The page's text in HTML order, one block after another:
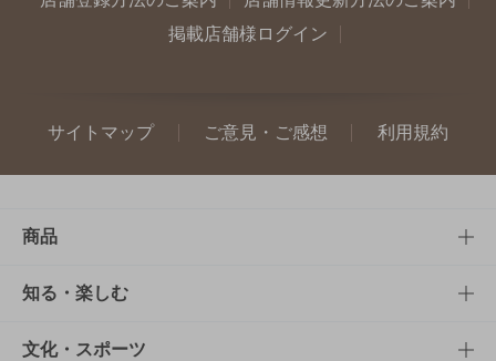
掲載店舗様ログイン
サイトマップ ご意見・ご感想 利用規約
商品
商品TOP
商品一覧
知る・楽しむ
知る・楽しむTOP
文化・スポーツ